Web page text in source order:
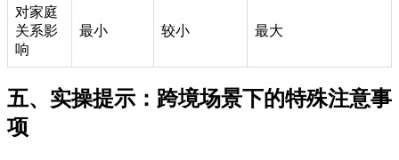
对家庭
关系影
响
最小 较小 最大
五、实操提示：跨境场景下的特殊注意事
项